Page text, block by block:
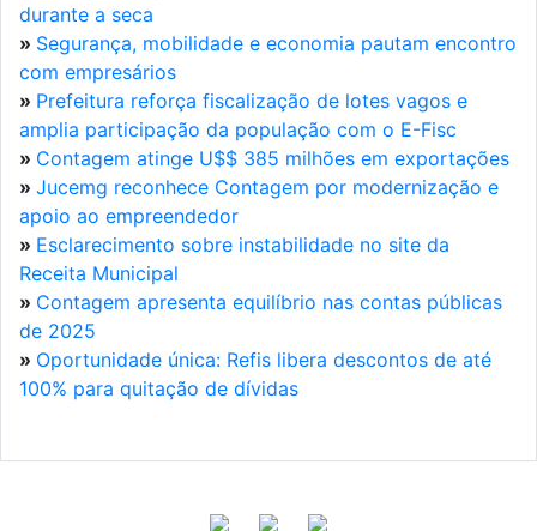
durante a seca
» Segurança, mobilidade e economia pautam encontro
com empresários
» Prefeitura reforça fiscalização de lotes vagos e
amplia participação da população com o E-Fisc
» Contagem atinge U$$ 385 milhões em exportações
» Jucemg reconhece Contagem por modernização e
apoio ao empreendedor
» Esclarecimento sobre instabilidade no site da
Receita Municipal
» Contagem apresenta equilíbrio nas contas públicas
de 2025
» Oportunidade única: Refis libera descontos de até
100% para quitação de dívidas